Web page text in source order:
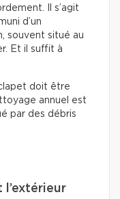
Il s’agit
d’un
souvent situé au
Et il suffit à
doit être
annuel est
par des débris